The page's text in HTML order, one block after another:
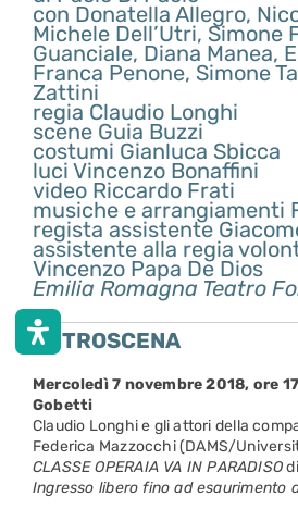
con Donatella Allegro,
Michele Dell’Utri, Simone
Guanciale, Diana Manea,
Franca Penone, Simone
Zattini
regia Claudio Longhi
scene Guia Buzzi
costumi Gianluca Sbicca
luci Vincenzo Bonaffini
video Riccardo Frati
musiche e arrangiamenti
regista assistente
assistente alla regia
Vincenzo Papa De Dios
Emilia Romagna Teatro
RETROSCENA
Mercoledì 7 novembre 2018, ore
Gobetti
Claudio Longhi e gli attori della
Federica Mazzocchi (DAMS/
CLASSE OPERAIA VA IN PARADISO
Ingresso libero fino ad esaurimento